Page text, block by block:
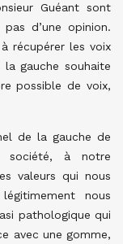
Guéant sont
d’une opinion.
récupérer les voix
gauche souhaite
possible de voix,
de la gauche de
société, à notre
valeurs qui nous
nous
pathologique qui
avec une gomme,